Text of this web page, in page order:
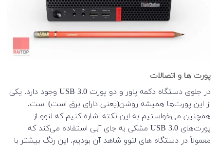
پورت ها و اتصالات
در جلوی دستگاه دکمه پاور و دو پورت USB 3.0 وجود دارد. یکی
از این پورت‌ها همیشه روشن(یعنی دارای برق است) است.
همچنین می‌خواستیم به این نکته اشاره کنیم که لنوو از
پورت‌های USB 3.0 مشکی به جای آبی استفاده می‌کند که
معمولاً در دستگاه های لنوو شاهد آن بودیم. این رنگ بیشتر با